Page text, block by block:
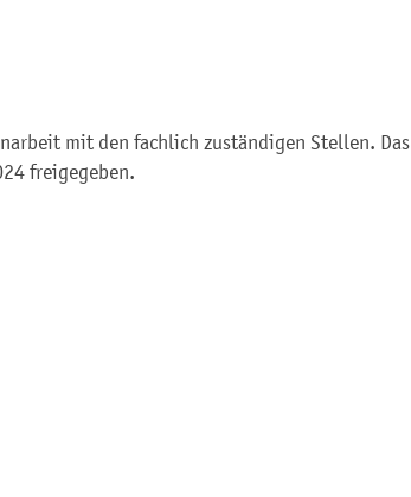
mit den fachlich zuständigen Stellen. Das
freigegeben.